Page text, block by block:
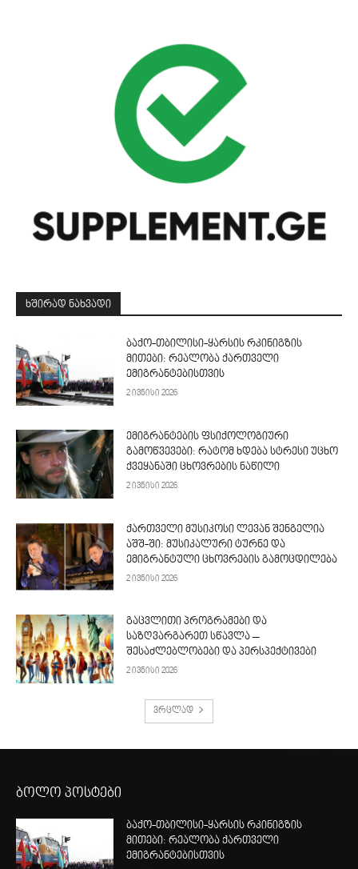
ᲮᲨᲘᲠᲐᲓ ᲜᲐᲮᲕᲐᲓᲘ
ბაქო-თბილისი-ყარსის რკინიგზის
მითები: რეალობა ქართველი
ემიგრანტებისთვის
2 ივნისი 2026
ემიგრანტების ფსიქოლოგიური
გამოწვევები: რატომ ხდება სტრესი უცხო
ქვეყანაში ცხოვრების ნაწილი
2 ივნისი 2026
ქართველი მუსიკოსი ლევან შენგელია
აშშ-ში: მუსიკალური ტურნე და
ემიგრანტული ცხოვრების გამოცდილება
2 ივნისი 2026
გაცვლითი პროგრამები და
საზღვარგარეთ სწავლა –
შესაძლებლობები და პერსპექტივები
2 ივნისი 2026
ვრცლად
ბოლო პოსტები
ბაქო-თბილისი-ყარსის რკინიგზის
მითები: რეალობა ქართველი
ემიგრანტებისთვის